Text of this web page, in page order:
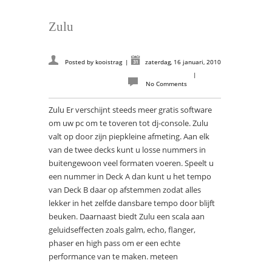
Zulu
Posted by kooistrag |
zaterdag, 16 januari, 2010
|
No Comments
Zulu Er verschijnt steeds meer gratis software
om uw pc om te toveren tot dj-console. Zulu
valt op door zijn piepkleine afmeting. Aan elk
van de twee decks kunt u losse nummers in
buitengewoon veel formaten voeren. Speelt u
een nummer in Deck A dan kunt u het tempo
van Deck B daar op afstemmen zodat alles
lekker in het zelfde dansbare tempo door blijft
beuken. Daarnaast biedt Zulu een scala aan
geluidseffecten zoals galm, echo, flanger,
phaser en high pass om er een echte
performance van te maken. meteen